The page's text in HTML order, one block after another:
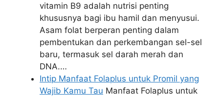
vitamin B9 adalah nutrisi penting
khususnya bagi ibu hamil dan menyusui.
Asam folat berperan penting dalam
pembentukan dan perkembangan sel-sel
baru, termasuk sel darah merah dan
DNA.…
Intip Manfaat Folaplus untuk Promil yang
Wajib Kamu Tau Manfaat Folaplus untuk